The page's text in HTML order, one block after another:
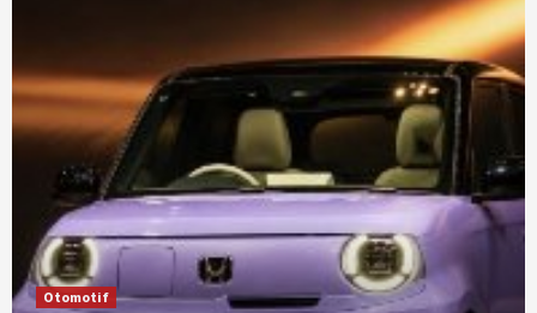
Otomotif